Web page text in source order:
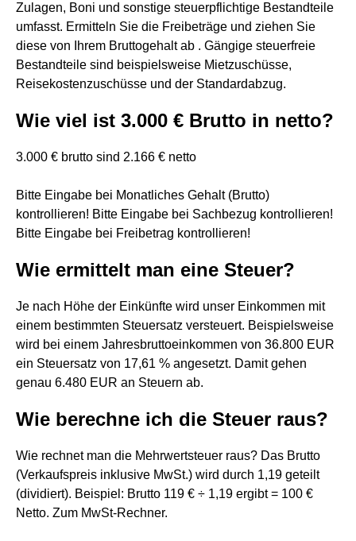
Zulagen, Boni und sonstige steuerpflichtige Bestandteile
umfasst. Ermitteln Sie die Freibeträge und ziehen Sie
diese von Ihrem Bruttogehalt ab . Gängige steuerfreie
Bestandteile sind beispielsweise Mietzuschüsse,
Reisekostenzuschüsse und der Standardabzug.
Wie viel ist 3.000 € Brutto in netto?
3.000 € brutto sind 2.166 € netto
Bitte Eingabe bei Monatliches Gehalt (Brutto)
kontrollieren! Bitte Eingabe bei Sachbezug kontrollieren!
Bitte Eingabe bei Freibetrag kontrollieren!
Wie ermittelt man eine Steuer?
Je nach Höhe der Einkünfte wird unser Einkommen mit
einem bestimmten Steuersatz versteuert. Beispielsweise
wird bei einem Jahresbruttoeinkommen von 36.800 EUR
ein Steuersatz von 17,61 % angesetzt. Damit gehen
genau 6.480 EUR an Steuern ab.
Wie berechne ich die Steuer raus?
Wie rechnet man die Mehrwertsteuer raus? Das Brutto
(Verkaufspreis inklusive MwSt.) wird durch 1,19 geteilt
(dividiert). Beispiel: Brutto 119 € ÷ 1,19 ergibt = 100 €
Netto. Zum MwSt-Rechner.